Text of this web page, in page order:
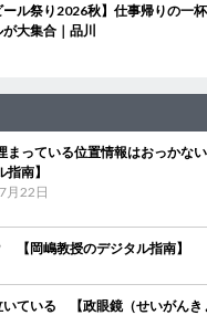
ール祭り2026秋】仕事帰りの一
大集合｜品川
まっている位置情報はおっかな
南】
月22日
【岡嶋教授のデジタル指南】
いている 【政眼鏡（せいがんき